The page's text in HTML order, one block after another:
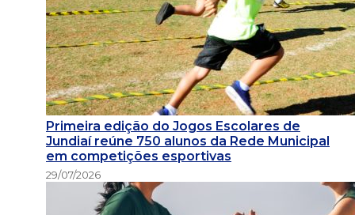
Primeira edição do Jogos Escolares de
Jundiaí reúne 750 alunos da Rede Municipal
em competições esportivas
29/07/2026